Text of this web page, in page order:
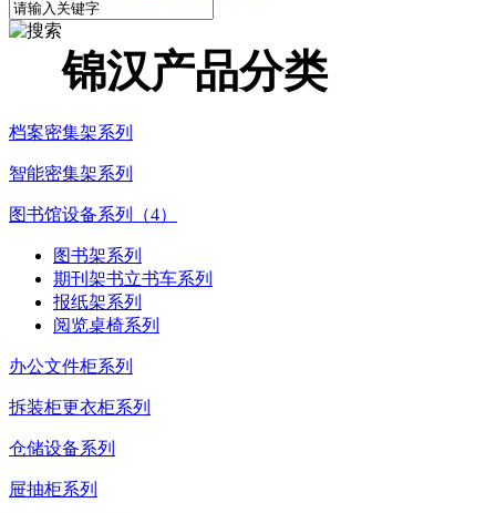
锦汉产品分类
档案密集架系列
智能密集架系列
图书馆设备系列（4）
图书架系列
期刊架书立书车系列
报纸架系列
阅览桌椅系列
办公文件柜系列
拆装柜更衣柜系列
仓储设备系列
屉抽柜系列